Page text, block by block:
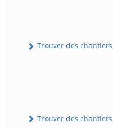
Trouver des
Trouver des